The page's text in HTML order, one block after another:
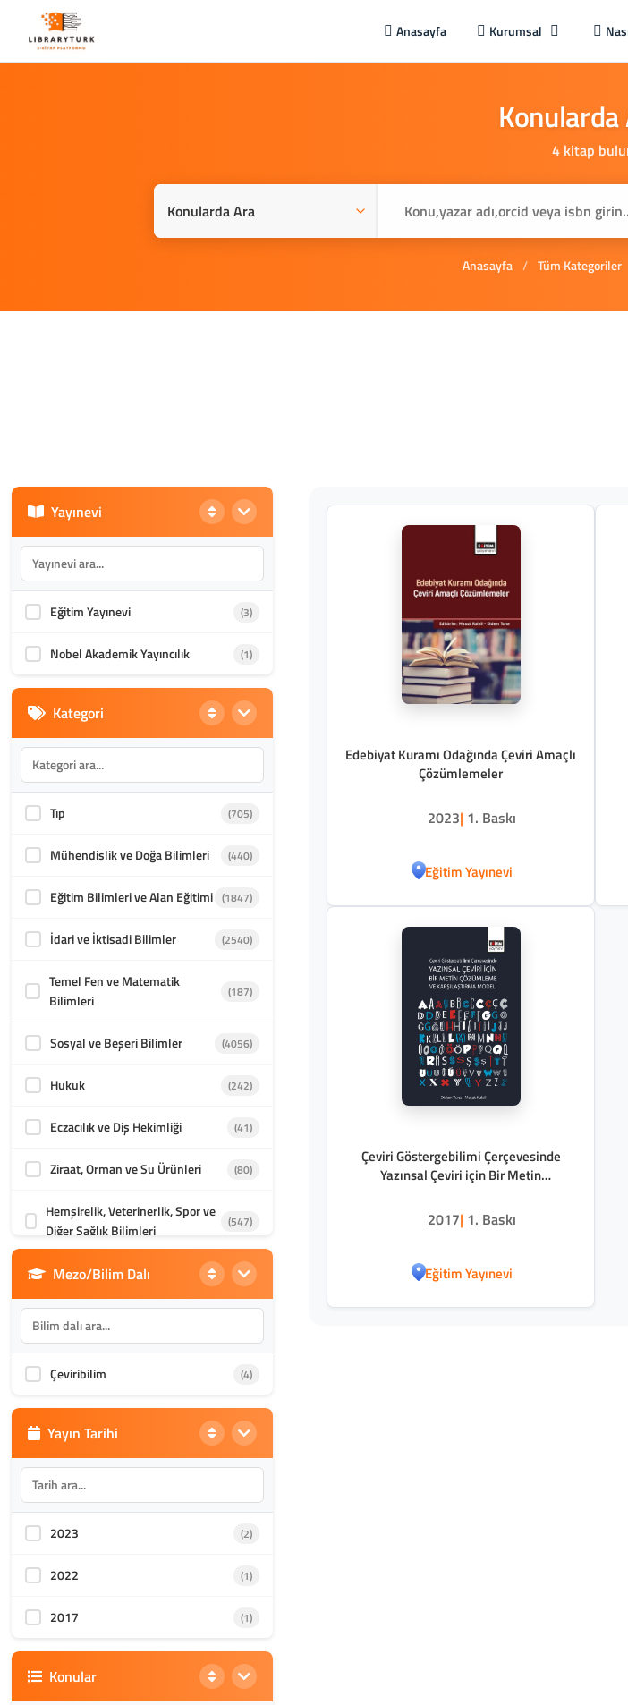
Anasayfa Kurumsal
Konularda
4 kitap
Anasayfa / Tüm Kategoriler
Yayınevi
Eğitim Yayınevi (3)
Nobel Akademik Yayıncılık (1)
Kategori
Tıp (705)
Mühendislik ve Doğa Bilimleri (440)
Eğitim Bilimleri ve Alan Eğitimi (1847)
İdari ve İktisadi Bilimler (2540)
Temel Fen ve Matematik
Bilimleri
(187)
Sosyal ve Beşeri Bilimler (4056)
Hukuk (242)
Eczacılık ve Diş Hekimliği (41)
Ziraat, Orman ve Su Ürünleri (80)
Hemşirelik, Veterinerlik, Spor ve
Diğer Sağlık Bilimleri
(547)
Din Bilimleri (1985)
İletişim, Mimarlık ve Güzel
Sanatlar
Akademik Kültür (1587)
Mezo/Bilim Dalı
Çeviribilim (4)
Yayın Tarihi
2023 (2)
2022 (1)
2017 (1)
Konular
Edebiyat Kuramı Odağında Çeviri Amaçlı
Çözümlemeler
2023| 1. Baskı
Eğitim Yayınevi
Çeviri Göstergebilimi Çerçevesinde
Yazınsal Çeviri için Bir Metin
2017| 1. Baskı
Eğitim Yayınevi